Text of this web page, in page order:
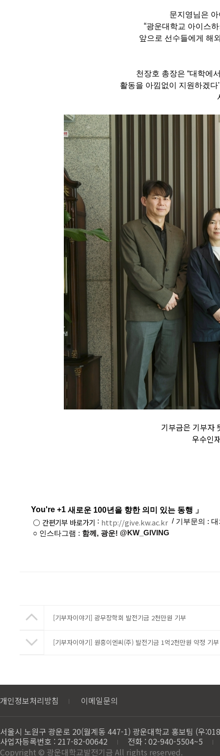
문지영님은
“광운대학교 아이스
앞으로 선수들에게 해
천장호 총장은“대학에
활동을 아낌없이 지원하겠
기부금은 기부자
우수인
You're +1 새로운 100년을 향한 의미 있는 동행 」
○ 간편기부 바로가기 : http://give.kw.ac.kr / 기부문의 :
​○ 인스타그램 : 함께, 광운! @KW_GIVING
[기부자이야기] 광무장학회 발전기금 2천만원 기부
[기부자이야기] 원흥이엔씨(주) 발전기금 1억2천만원 약정 기부
개인정보처리방침 이메일문의
서울시 노원구 광운로 20(월계동 447-1) 광운대학교 홍보팀 (우
사업자등록번호 : 217-82-00642
전화 : 02-940-5504~5
Copyright © 광운대학교발전기금 All rights reserved.